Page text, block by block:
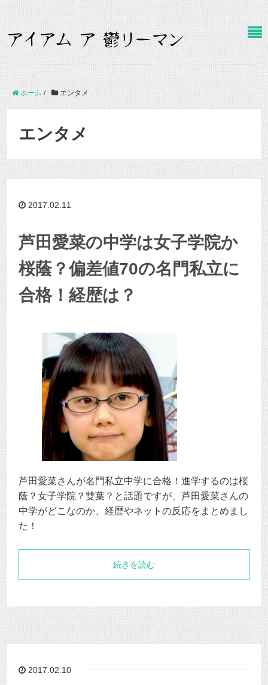
ホーム / エンタメ
エンタメ
2017.02.11
芦田愛菜の中学は女子学院か
桜蔭？偏差値70の名門私立に
合格！経歴は？
芦田愛菜さんが名門私立中学に合格！進学するのは桜
蔭？女子学院？雙葉？と話題ですが、芦田愛菜さんの
中学がどこなのか、経歴やネットの反応をまとめまし
た！
続きを読む
2017.02.10